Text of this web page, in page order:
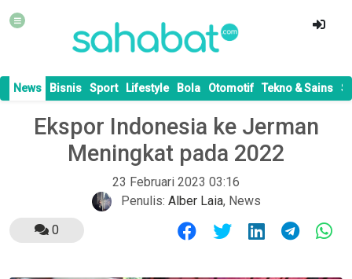
News Bisnis Sport Lifestyle Bola Otomotif Tekno & Sains
Ekspor Indonesia ke Jerman
Meningkat pada 2022
23 Februari 2023 03:16
Penulis: Alber Laia, News
0